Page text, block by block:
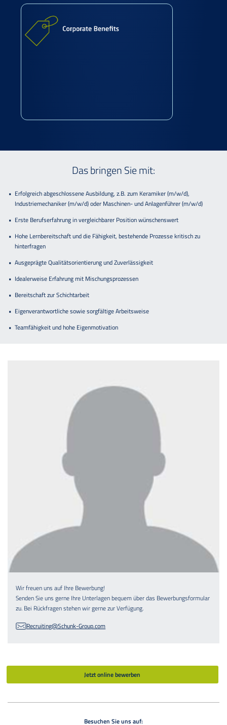
Das bringen Sie mit:
Erfolgreich abgeschlossene Ausbildung, z.B. zum Keramiker (m/w/d),
Industriemechaniker (m/w/d) oder Maschinen- und Anlagenführer (m/w/d)
Erste Berufserfahrung in vergleichbarer Position wünschenswert
Hohe Lernbereitschaft und die Fähigkeit, bestehende Prozesse kritisch zu
hinterfragen
Ausgeprägte Qualitätsorientierung und Zuverlässigkeit
Idealerweise Erfahrung mit Mischungsprozessen
Bereitschaft zur Schichtarbeit
Eigenverantwortliche sowie sorgfältige Arbeitsweise
Teamfähigkeit und hohe Eigenmotivation
Wir freuen uns auf Ihre Bewerbung!
Senden Sie uns gerne Ihre Unterlagen bequem über das Bewerbungsformular
zu. Bei Rückfragen stehen wir gerne zur Verfügung.
Recruiting@Schunk-Group.com
Jetzt online bewerben
Besuchen Sie uns auf: